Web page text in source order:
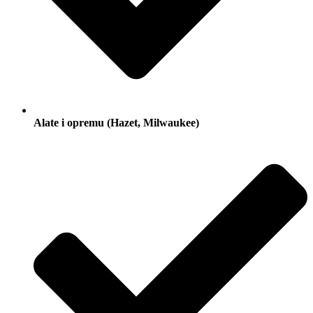
Alate i opremu (Hazet, Milwaukee)